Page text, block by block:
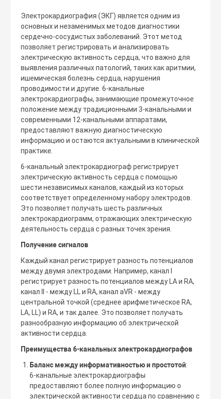
шприцевые и
насосы
концентраторы
техника для дома
и орфанных
Цена СПБ
Бренд
Страна-изготовитель
Электрокардиография (ЭКГ) является одним из
основных и незаменимых методов диагностики
сердечно-сосудистых заболеваний. Этот метод
позволяет регистрировать и анализировать
электрическую активность сердца, что важно для
выявления различных патологий, таких как аритмии,
ишемическая болезнь сердца, нарушения
проводимости и другие. 6-канальные
электрокардиографы, занимающие промежуточное
положение между традиционными 3-канальными и
современными 12-канальными аппаратами,
предоставляют важную диагностическую
информацию и остаются актуальными в клинической
практике.
6-канальный электрокардиограф регистрирует
электрическую активность сердца с помощью
шести независимых каналов, каждый из которых
соответствует определенному набору электродов.
Это позволяет получать шесть различных
электрокардиограмм, отражающих электрическую
деятельность сердца с разных точек зрения.
Получение сигналов
Каждый канал регистрирует разность потенциалов
между двумя электродами. Например, канал I
регистрирует разность потенциалов между LA и RA,
канал II - между LL и RA, канал aVR - между
центральной точкой (среднее арифметическое RA,
LA, LL) и RA, и так далее. Это позволяет получать
разнообразную информацию об электрической
активности сердца.
Преимущества 6-канальных электрокардиографов
Баланс между информативностью и простотой:
6-канальные электрокардиографы
предоставляют более полную информацию о
электрической активности сердца по сравнению с